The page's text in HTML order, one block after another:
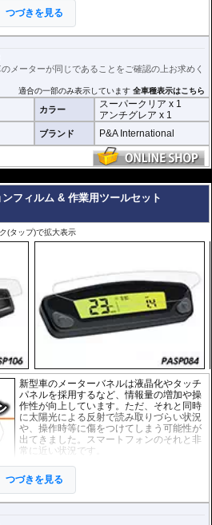
このメーターパネルプロテクションフィル
ムは不要な傷や汚れからメーターパネルを
保護します。
っており、それぞれ目的に合わせたものをご
スーパークリア :耐摩耗性が非常に高く、
透明性の高いフィルム。貼り付けてしまう
とメーターになじみ、フィルムの存在がほ
とんどわからなくなります。
アンチグレア :
マット仕上げが施され、太
陽光などによる反射を軽減。視認性の低下
を防ぎ、メーターを読み取りやすくしま
す。もちろん傷に対しても有効です。
取付キット付属 :取り付けに便利なクリー
る粘着シート、気泡の混入を防ぎ、きれいに
ています。
ら数時間から２日ほどで自然に気泡が消える
になりました。
つづきを見る
メーターが同じであることをご確認の上お求めく
適合の一部のみ表示しています全車種表示はこちら
カラー
スーパークリア x 1
アンチグレア x 1
ブランド P&A International
フィルム & 作業用ツールセット
(タップ)で拡大表示
新型車のメーターバネルは液晶化やタッチ
パネルを採用するなど、情報量の増加や操
作性が向上しています。ただ、それと同時
に太陽光による反射で読み取りづらい状況
や、操作時等に傷をつけてしまう可能性が
出てきました。スマートフォンのそれと非
常に近い状況です。
このメーターパネルプロテクションフィル
ムは不要な傷や汚れからメーターパネルを
保護します。
っており、それぞれ目的に合わせたものをご
つづきを見る